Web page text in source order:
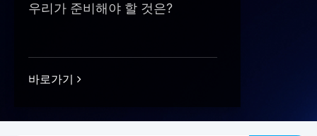
우리가 준비해야 할 것은?
바로가기